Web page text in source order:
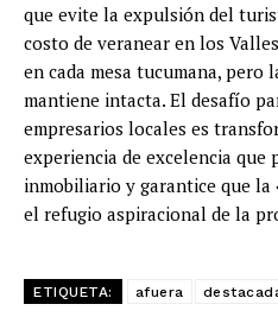
que evite la expulsión del
costo de veranear en los
en cada mesa tucumana, pero
mantiene intacta. El desafío
empresarios locales es
experiencia de excelencia que
inmobiliario y garantice que la
el refugio aspiracional de la
ETIQUETA: afuera